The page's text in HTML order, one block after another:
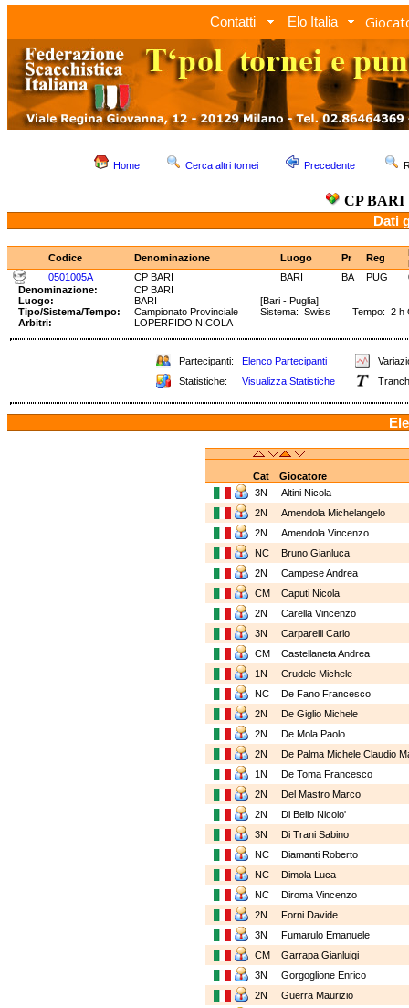
Contatti Elo Italia
Home Cerca altri tornei Precedente
CP BARI
Dati
Codice Denominazione Luogo Pr Reg
0501005A
CP BARI BARI BA PUG
Denominazione:
CP BARI
Luogo:
BARI
[Bari - Puglia]
Tipo/Sistema/Tempo:
Campionato Provinciale Sistema: Swiss Tempo: 2 h
Arbitri:
LOPERFIDO NICOLA
Partecipanti: Elenco Partecipanti
Statistiche:
Visualizza Statistiche
Cat
Giocatore
3N
Altini Nicola
2N
Amendola Michelangelo
2N
Amendola Vincenzo
NC
Bruno Gianluca
2N
Campese Andrea
CM
Caputi Nicola
2N
Carella Vincenzo
3N
Carparelli Carlo
CM
Castellaneta Andrea
1N
Crudele Michele
NC
De Fano Francesco
2N
De Giglio Michele
2N
De Mola Paolo
2N
De Palma Michele Claudio
1N
De Toma Francesco
2N
Del Mastro Marco
2N
Di Bello Nicolo'
3N
Di Trani Sabino
NC
Diamanti Roberto
NC
Dimola Luca
NC
Diroma Vincenzo
2N
Forni Davide
3N
Fumarulo Emanuele
CM
Garrapa Gianluigi
3N
Gorgoglione Enrico
2N
Guerra Maurizio